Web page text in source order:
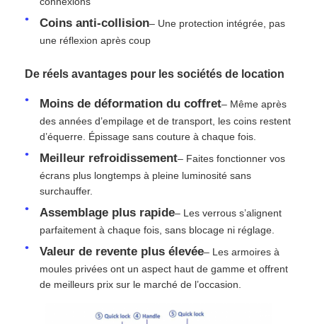
Écran LED SMD
Panneau d'affichage extérieur à LED
Panneau d'affichage led extérieur
Coins anti-collision– Une protection intégrée, pas
une réflexion après coup
De réels avantages pour les sociétés de location
Moins de déformation du coffret– Même après
des années d’empilage et de transport, les coins restent
d’équerre. Épissage sans couture à chaque fois.
Meilleur refroidissement– Faites fonctionner vos
écrans plus longtemps à pleine luminosité sans
surchauffer.
Assemblage plus rapide– Les verrous s’alignent
parfaitement à chaque fois, sans blocage ni réglage.
Valeur de revente plus élevée– Les armoires à
moules privées ont un aspect haut de gamme et offrent
de meilleurs prix sur le marché de l’occasion.